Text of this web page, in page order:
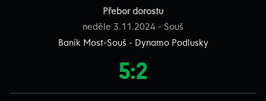
Přebor dorostu
neděle 3.11.2024 - Souš
Baník Most-Souš - Dynamo Podlusky
5:2